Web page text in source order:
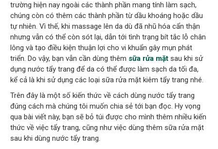
trường hiện nay ngoài các thành phần mang tính làm sạch,
chúng còn có thêm các thành phần từ dầu khoáng hoặc dầu
tự nhiên. Vì thế, khi massage lên da dù đã nhũ hóa cẩn thận
nhưng vẫn có thể còn sót lại, dẫn tới tình trạng bít tắc lỗ chân
lông và tạo điều kiện thuận lợi cho vi khuẩn gây mụn phát
triển. Do vậy, bạn vẫn cần dùng thêm sữa rửa mặt sau khi sử
dụng nước tẩy trang để da có thể được làm sạch da tối đa,
kể cả là khi sử dụng các loại sữa rửa mặt kiêm tẩy trang nhé.
Trên đây là một số kiến thức về cách dùng nước tẩy trang
đúng cách mà chúng tôi muốn chia sẻ tới bạn đọc. Hy vọng
qua bài viết này, bạn sẽ bỏ túi được cho mình thêm nhiều kiến
thức về việc tẩy trang, cũng như việc dùng thêm sữa rửa mặt
sau khi dùng nước tẩy trang.